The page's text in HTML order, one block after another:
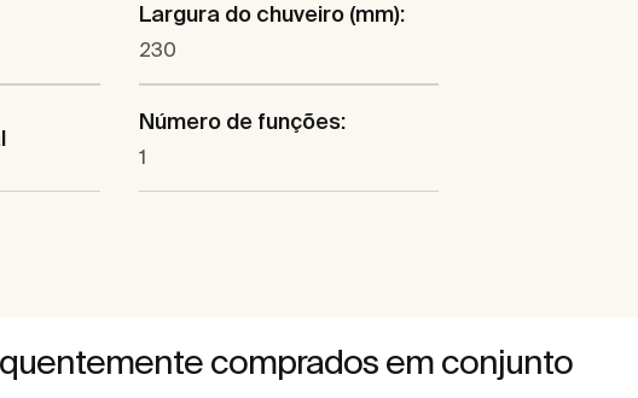
Largura do chuveiro (mm):
230
Número de funções:
1
comprados em conjunto